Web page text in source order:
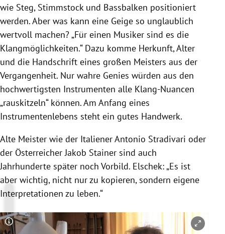
wie Steg, Stimmstock und Bassbalken positioniert
werden. Aber was kann eine Geige so unglaublich
wertvoll machen? „Für einen Musiker sind es die
Klangmöglichkeiten.“ Dazu komme Herkunft, Alter
und die Handschrift eines großen Meisters aus der
Vergangenheit. Nur wahre Genies würden aus den
hochwertigsten Instrumenten alle Klang-Nuancen
„rauskitzeln“ können. Am Anfang eines
Instrumentenlebens steht ein gutes Handwerk.
Alte Meister wie der Italiener Antonio Stradivari oder
der Österreicher Jakob Stainer sind auch
Jahrhunderte später noch Vorbild. Elschek: „Es ist
aber wichtig, nicht nur zu kopieren, sondern eigene
Interpretationen zu leben.“
Copyright-Hinweis öffnen/schließen